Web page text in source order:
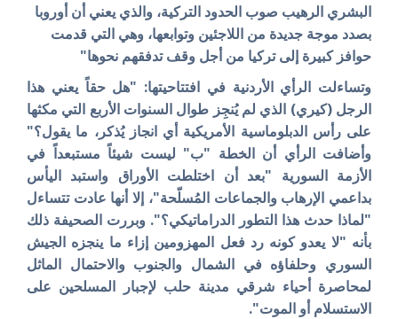
البشري الرهيب صوب الحدود التركية، والذي يعني أن أوروبا
بصدد موجة جديدة من اللاجئين وتوابعها، وهي التي قدمت
حوافز كبيرة إلى تركيا من أجل وقف تدفقهم نحوها"
وتساءلت الرأي الأردنية في افتتاحيتها: "هل حقاً يعني هذا
الرجل (كيري) الذي لم يُنجِز طوال السنوات الأربع التي مكثها
على رأس الدبلوماسية الأمريكية أي انجاز يُذكر، ما يقول؟"
وأضافت الرأي أن الخطة "ب" ليست شيئاً مستبعداً في
الأزمة السورية "بعد أن اختلطت الأوراق واستبد اليأس
بداعمي الإرهاب والجماعات المُسلّحة"، إلا أنها عادت تتساءل
"لماذا حدث هذا التطور الدراماتيكي؟". وبررت الصحيفة ذلك
بأنه "لا يعدو كونه رد فعل المهزومين إزاء ما ينجزه الجيش
السوري وحلفاؤه في الشمال والجنوب والاحتمال الماثل
لمحاصرة أحياء شرقي مدينة حلب لإجبار المسلحين على
الاستسلام أو الموت".